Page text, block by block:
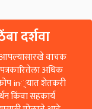
दर्शवा
वाचक
अधिक
in्यात शेतकरी
किंवा सहकार्य
मोलाचे आहे.